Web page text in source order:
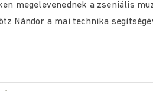
megelevenednek a zseniális
Nándor a mai technika